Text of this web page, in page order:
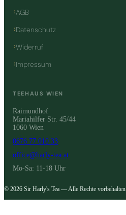
AGB
Datenschutz
Widerruf
Impressum
TEEHAUS WIEN
Raimundhof
Mariahilfer Str. 45/44
1060 Wien
0676 77 010 33
office@harly-tea.at
Mo-Sa: 11-18 Uhr
© 2026 Sir Harly's Tea — Alle Rechte vorbehalten